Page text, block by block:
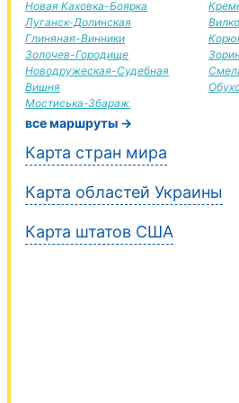
Новая Каховка-Боярка
Луганск-Долинская
Глиняная-Винники
Золочев-Городище
Новодружеская-Судебная
Вишня
Мостиська-Збараж
все маршруты →
Карта стран мира
Карта областей Украины
Карта штатов США